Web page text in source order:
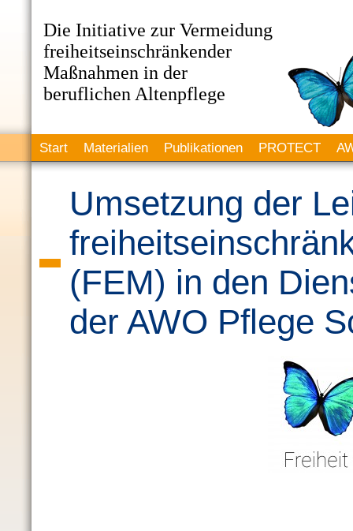
Die Initiative zur Vermeidung
freiheitseinschränkender
Maßnahmen in der
beruflichen Altenpflege
Start Materialien Publikationen PROTECT
Umsetzung der
(FEM) in den
der AWO Pflege